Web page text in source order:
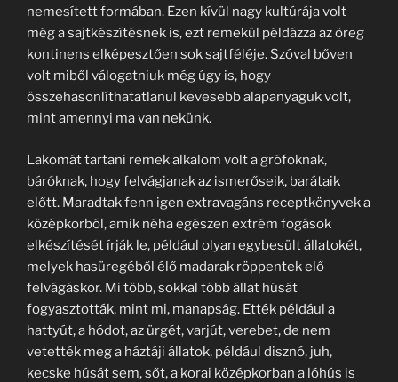
nemesített formában. Ezen kívül nagy kultúrája volt
még a sajtkészítésnek is, ezt remekül példázza az öreg
kontinens elképesztően sok sajtféléje. Szóval bőven
volt miből válogatniuk még úgy is, hogy
összehasonlíthatatlanul kevesebb alapanyaguk volt,
mint amennyi ma van nekünk.
Lakomát tartani remek alkalom volt a grófoknak,
báróknak, hogy felvágjanak az ismerőseik, barátaik
előtt. Maradtak fenn igen extravagáns receptkönyvek a
középkorból, amik néha egészen extrém fogások
elkészítését írják le, például olyan egybesült állatokét,
melyek hasüregéből élő madarak röppentek elő
felvágáskor. Mi több, sokkal több állat húsát
fogyasztották, mint mi, manapság. Ették például a
hattyút, a hódot, az ürgét, varjút, verebet, de nem
vetették meg a háztáji állatok, például disznó, juh,
kecske húsát sem, sőt, a korai középkorban a lóhús is